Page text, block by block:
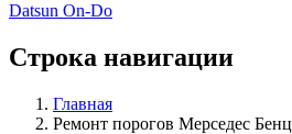
Datsun On-Do
Строка навигации
Главная
Ремонт порогов Мерседес Бенц